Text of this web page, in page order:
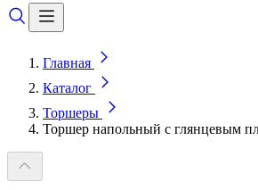
Главная
Каталог
Торшеры
Торшер напольный с глянцевым